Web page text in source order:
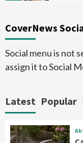
6
7
Aktuell
CoverNews
Social menu is not
assign it to Social
Latest Popular